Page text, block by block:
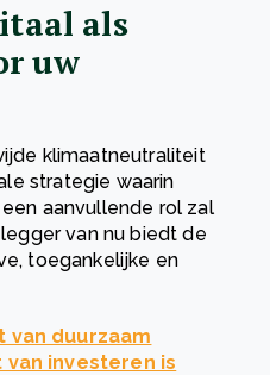
als
uw
klimaatneutraliteit
strategie waarin
aanvullende rol zal
van nu biedt de
toegankelijke en
van duurzaam
investeren is